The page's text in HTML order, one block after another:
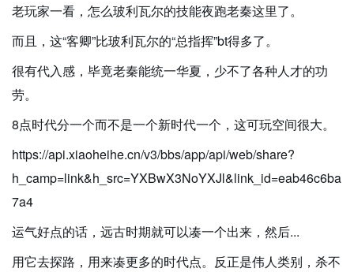
老玩家一看，怎么玻利瓦尔的技能夜跑老秦这里了。
而且，这“客卿”比玻利瓦尔的“总指挥”bt得多了。
很有代入感，毕竟老秦能统一华夏，少不了各种人才的功
劳。
8点时代分一个而不是一个新时代一个，这可玩空间很大。
https://api.xiaoheihe.cn/v3/bbs/app/api/web/share?
h_camp=link&h_src=YXBwX3NoYXJl&link_id=eab46c6ba
7a4
运气好点的话，远古时期就可以凑一个出来，然后...
用它去探路，用来凑更多的时代点。 反正是伟人类别，杀不